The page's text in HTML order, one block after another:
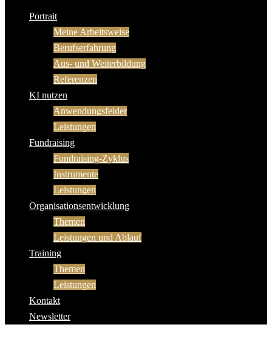
Portrait
Meine Arbeitsweise
Berufserfahrung
Aus- und Weiterbildung
Referenzen
KI nutzen
Anwendungsfelder
Leistungen
Fundraising
Fundraising-Zyklus
Instrumente
Leistungen
Organisationsentwicklung
Themen
Leistungen und Ablauf
Training
Themen
Leistungen
Kontakt
Newsletter